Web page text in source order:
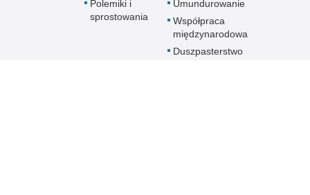
Polemiki i
sprostowania
Umundurowanie
Współpraca
międzynarodowa
Duszpasterstwo